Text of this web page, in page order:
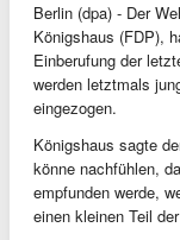
Berlin (dpa) - Der
Königshaus (FDP),
Einberufung der
werden letztmals
eingezogen.
Königshaus sagte
könne nachfühlen,
empfunden werde,
einen kleinen Teil